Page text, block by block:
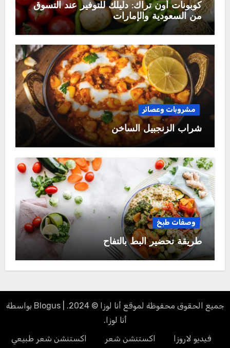
كوبونات أون تراك: دليلك للتوفير عند التسوق
من السعودية والإمارات
مشروبات وعصائر
شراب الزنجبيل الساخن
وصفات طبخ
طريقة تحضير البط بالتفاح
جميع الحقوق محفوظة لموقع أنا لوزا © 2024. |
Blogus بواسطة
أنا لوزا.
فيديو لاروزا
اكستنشن شعر اكستنشن شعر طبيعي